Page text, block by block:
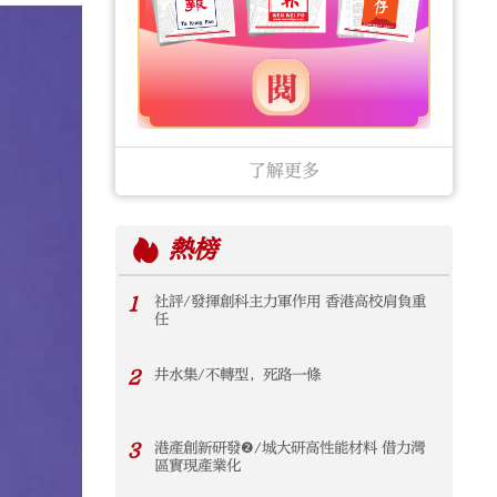
了解更多
熱榜
1
社評/發揮創科主力軍作用 香港高校肩負重
任
2 井水集/不轉型，死路一條
3
港產創新研發❷/城大研高性能材料 借力灣
區實現產業化